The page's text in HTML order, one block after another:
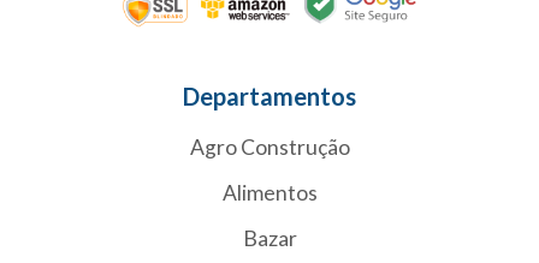
Departamentos
Agro Construção
Alimentos
Bazar